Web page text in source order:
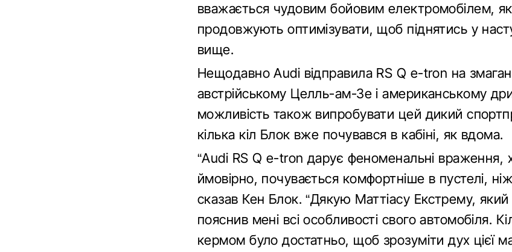
вважається чудовим бойовим електромобілем,
продовжують оптимізувати, щоб піднятись у
вище.
Нещодавно Audi відправила RS Q e-tron на
австрійському Целль-ам-Зе і американському
можливість також випробувати цей дикий
кілька кіл Блок вже почувався в кабіні, як вдома.
“Audi RS Q e-tron дарує феноменальні враження,
ймовірно, почувається комфортніше в пустелі,
сказав Кен Блок. “Дякую Маттіасу Екстрему,
пояснив мені всі особливості свого автомобіля.
кермом було достатньо, щоб зрозуміти дух цієї